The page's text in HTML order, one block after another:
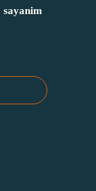
sayanim